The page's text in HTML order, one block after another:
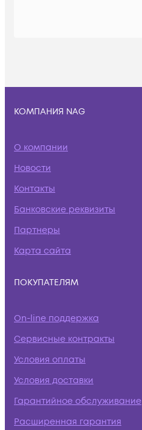
КОМПАНИЯ NAG
О компании
Новости
Контакты
Банковские реквизиты
Партнеры
Карта сайта
ПОКУПАТЕЛЯМ
On-line поддержка
Сервисные контракты
Условия оплаты
Условия доставки
Гарантийное обслуживание
Расширенная гарантия